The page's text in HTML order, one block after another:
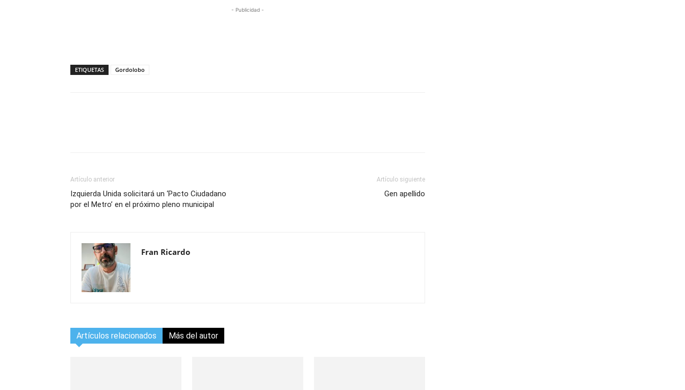
- Publicidad -
ETIQUETAS Gordolobo
Artículo anterior
Izquierda Unida solicitará un ‘Pacto Ciudadano
por el Metro’ en el próximo pleno municipal
Artículo siguiente
Gen apellido
Fran Ricardo
Artículos relacionados Más del autor